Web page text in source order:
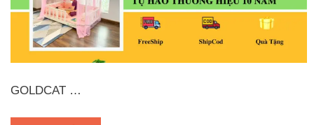
GOLDCAT …